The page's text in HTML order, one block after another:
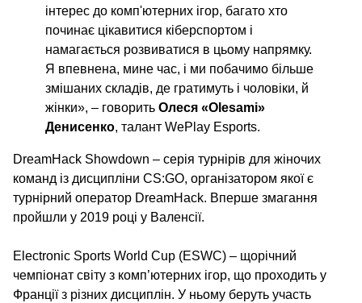
інтерес до комп'ютерних ігор, багато хто
починає цікавитися кіберспортом і
намагається розвиватися в цьому напрямку.
Я впевнена, мине час, і ми побачимо більше
змішаних складів, де гратимуть і чоловіки, й
жінки», – говорить Олеся «Olesami»
Денисенко, талант WePlay Esports.
DreamHack Showdown – серія турнірів для жіночих
команд із дисципліни CS:GO, організатором якої є
турнірний оператор DreamHack. Вперше змагання
пройшли у 2019 році у Валенсії.
Electronic Sports World Cup (ESWC) – щорічний
чемпіонат світу з комп’ютерних ігор, що проходить у
Франції з різних дисциплін. У ньому беруть участь